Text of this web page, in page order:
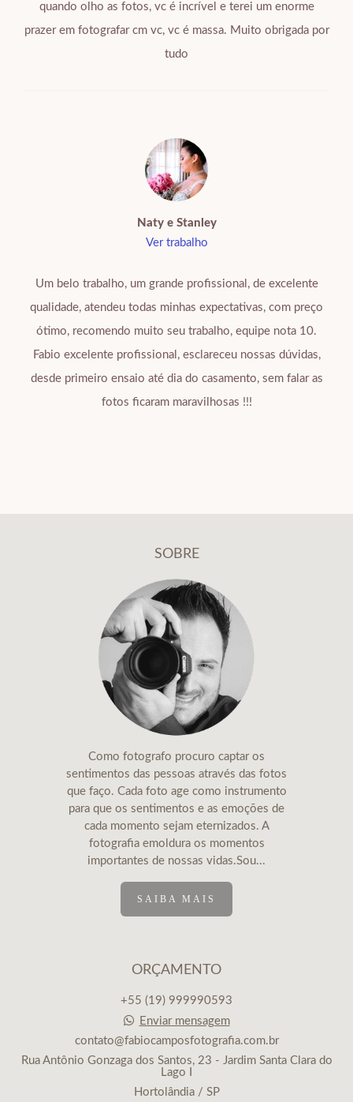
quando olho as fotos, vc é incrível e terei um enorme
prazer em fotografar cm vc, vc é massa. Muito obrigada por
tudo
Um belo trabalho, um grande profissional, de excelente
qualidade, atendeu todas minhas expectativas, com preço
ótimo, recomendo muito seu trabalho, equipe nota 10.
Fabio excelente profissional, esclareceu nossas dúvidas,
desde primeiro ensaio até dia do casamento, sem falar as
fotos ficaram maravilhosas !!!
Naty e Stanley
Ver trabalho
SOBRE
Como fotografo procuro captar os
sentimentos das pessoas através das fotos
que faço. Cada foto age como instrumento
para que os sentimentos e as emoções de
cada momento sejam eternizados. A
fotografia emoldura os momentos
importantes de nossas vidas.Sou...
SAIBA MAIS
ORÇAMENTO
+55 (19) 999990593
Enviar mensagem
contato@fabiocamposfotografia.com.br
Rua Antônio Gonzaga dos Santos, 23 - Jardim Santa Clara do
Lago I
Hortolândia / SP